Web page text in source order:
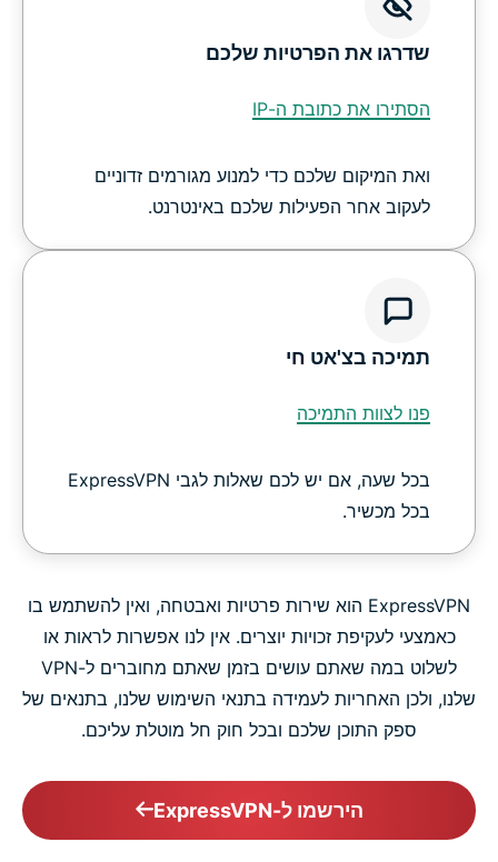
שדרגו את הפרטיות שלכם
הסתירו את כתובת ה-IP
ואת המיקום שלכם כדי למנוע מגורמים זדוניים
לעקוב אחר הפעילות שלכם באינטרנט.
תמיכה בצ'אט חי
פנו לצוות התמיכה
בכל שעה, אם יש לכם שאלות לגבי ExpressVPN
בכל מכשיר.
ExpressVPN הוא שירות פרטיות ואבטחה, ואין להשתמש בו
כאמצעי לעקיפת זכויות יוצרים. אין לנו אפשרות לראות או
לשלוט במה שאתם עושים בזמן שאתם מחוברים ל-VPN
שלנו, ולכן האחריות לעמידה בתנאי השימוש שלנו, בתנאים של
ספק התוכן שלכם ובכל חוק חל מוטלת עליכם.
הירשמו ל-ExpressVPN